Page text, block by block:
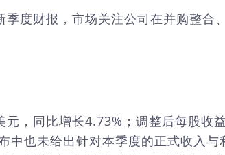
度财报，市场关注公司在并购整合
，同比增长4.73%；调整后每股收
中也未给出针对本季度的正式收入